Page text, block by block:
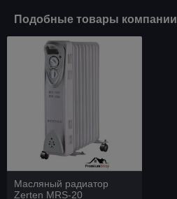
Подобные товары компании
Масляный радиатор
Zerten MRS-20